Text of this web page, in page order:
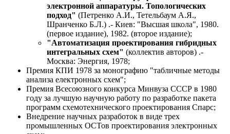
электронной аппаратуры. Топологических
подход" (Петренко А.И., Тетельбаум А.Я.,
Шранченко Б.Л.) .- Киев: "Высшая школа", 1980.
(первое издание), 1982. (второе издание);
"Автоматизация проектирования гибридных
интегральных схем" (коллектив авторов) .-
Москва: Энергия, 1978;
Премия КПИ 1978 за монографию "табличные методы
анализа електронных схем";
Премия Всесоюзного конкурса Минвуза СССР в 1980
году за лучшую научную работу по разработке пакета
программ схемотехнического проектирования Спарс;
Внедрение научных разработок в виде трех
промышленных ОСТов проектирования электронных